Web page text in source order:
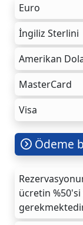
Euro
İngiliz Sterlini
Amerikan
MasterCard
Visa
Ödeme
ücretin